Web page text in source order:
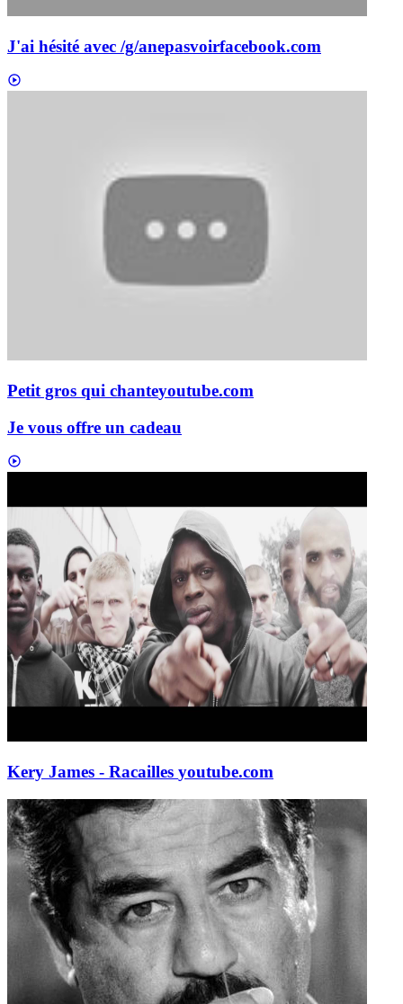
J'ai hésité avec /g/anepasvoirfacebook.com
Petit gros qui chanteyoutube.com
Je vous offre un cadeau
Kery James - Racailles youtube.com